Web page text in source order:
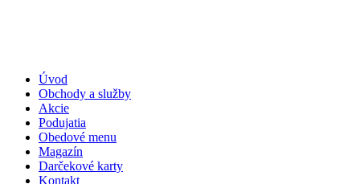
Úvod
Obchody a služby
Akcie
Podujatia
Obedové menu
Magazín
Darčekové karty
Kontakt